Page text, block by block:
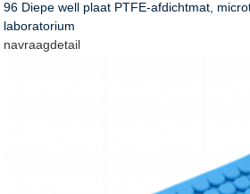
96 Diepe well plaat PTFE-afdichtmat,
laboratorium
navraagdetail